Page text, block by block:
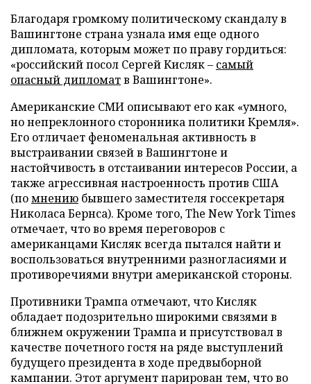
Благодаря громкому политическому скандалу в
Вашингтоне страна узнала имя еще одного
дипломата, которым может по праву гордиться:
«российский посол Сергей Кисляк – самый
опасный дипломатв Вашингтоне».
Американские СМИ описывают его как «умного,
но непреклонного сторонника политики Кремля».
Его отличает феноменальная активность в
выстраивании связей в Вашингтоне и
настойчивость в отстаивании интересов России, а
также агрессивная настроенность против США
(помнению бывшего заместителя госсекретаря
Николаса Бернса). Кроме того, The New York Times
отмечает, что во время переговоров с
американцами Кисляк всегда пытался найти и
воспользоваться внутренними разногласиями и
противоречиями внутри американской стороны.
Противники Трампа отмечают, что Кисляк
обладает подозрительно широкими связями в
ближнем окружении Трампа и присутствовал в
качестве почетного гостя на ряде выступлений
будущего президента в ходе предвыборной
кампании. Этот аргумент парирован тем, что во